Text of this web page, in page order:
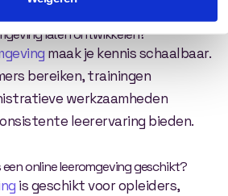
laten ontwikkelen?
maak je kennis schaalbaar.
bereiken, trainingen
werkzaamheden
leerervaring bieden.
een online leeromgeving geschikt?
is geschikt voor opleiders,